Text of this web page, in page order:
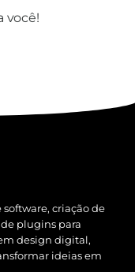
você!
criação de
plugins para
design digital,
ideias em